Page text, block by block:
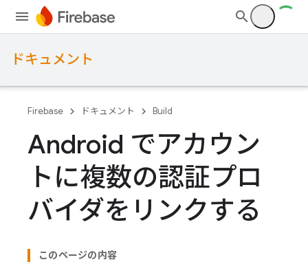
ドキュメント
Firebase ドキュメント Build
Android でアカウン
トに複数の認証プロ
バイダをリンクする
このページの内容